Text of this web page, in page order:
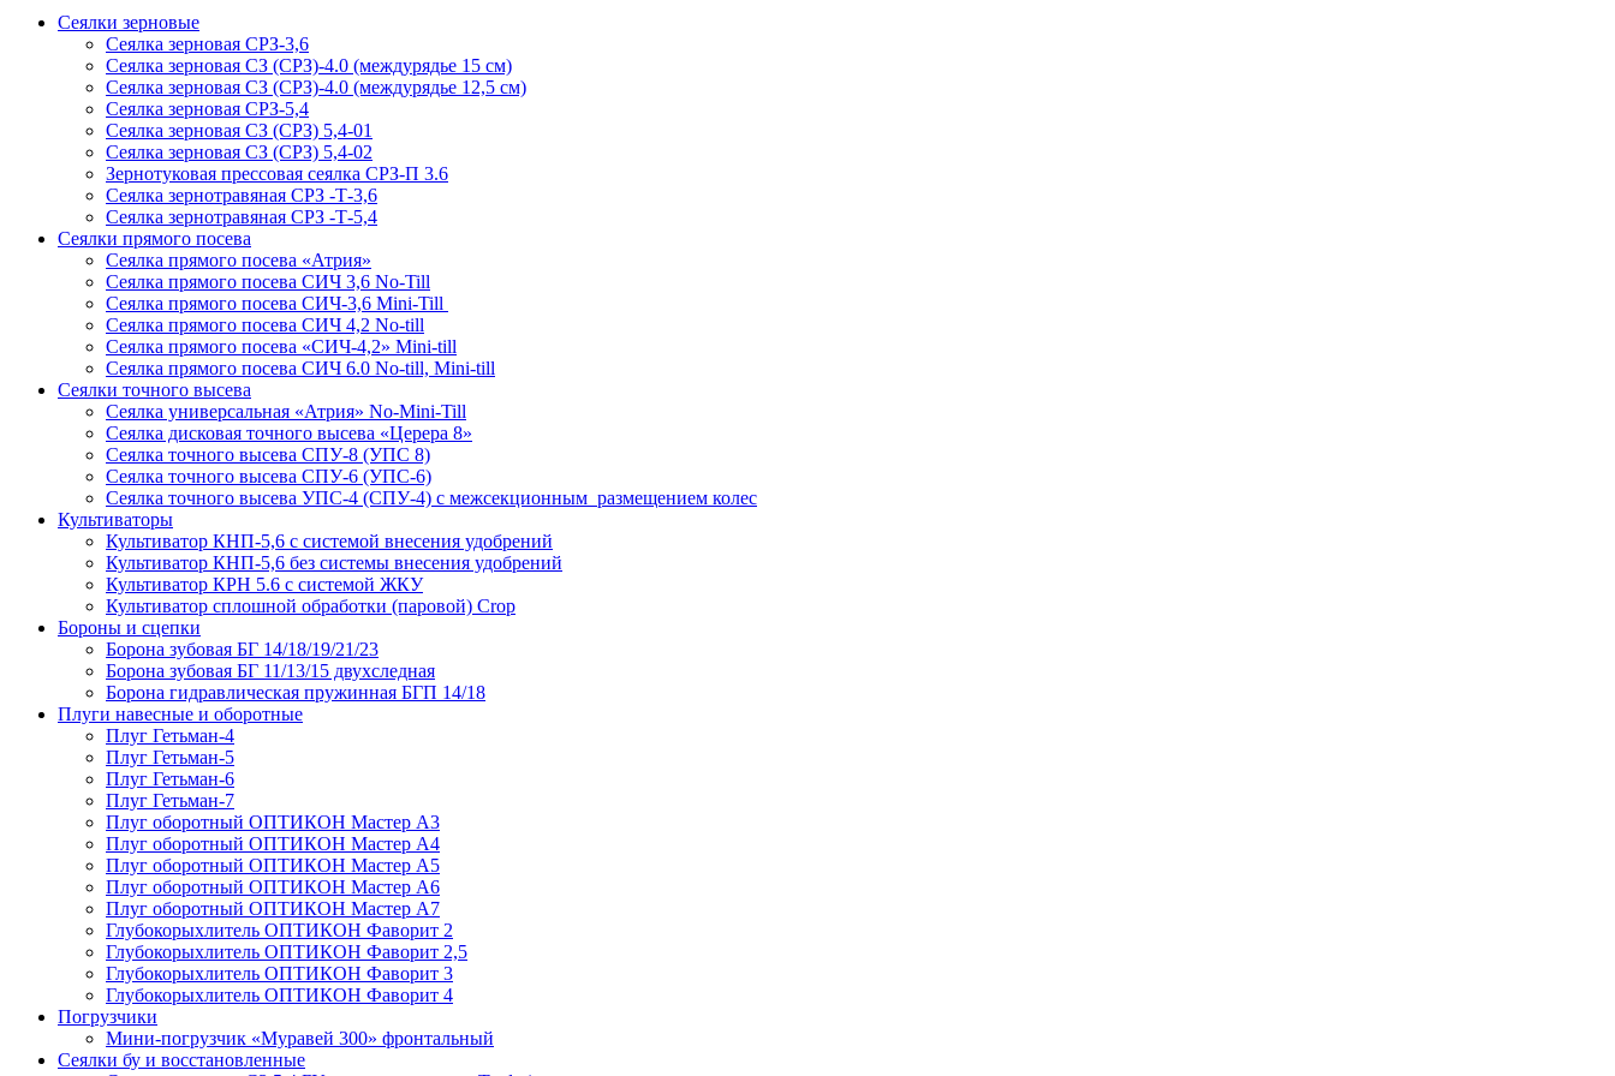
Сеялки зерновые
Сеялка зерновая СРЗ-3,6
Сеялка зерновая СЗ (СРЗ)-4.0 (междурядье 15 см)
Сеялка зерновая СЗ (СРЗ)-4.0 (междурядье 12,5 см)
Сеялка зерновая СРЗ-5,4
Сеялка зерновая СЗ (СРЗ) 5,4-01
Сеялка зерновая СЗ (СРЗ) 5,4-02
Зернотуковая прессовая сеялка СРЗ-П 3.6
Сеялка зернотравяная СРЗ -Т-3,6
Сеялка зернотравяная СРЗ -Т-5,4
Сеялки прямого посева
Сеялка прямого посева «Атрия»
Сеялка прямого посева СИЧ 3,6 No-Till
Сеялка прямого посева СИЧ-3,6 Mini-Till
Сеялка прямого посева СИЧ 4,2 No-till
Сеялка прямого посева «СИЧ-4,2» Mini-till
Сеялка прямого посева СИЧ 6.0 No-till, Mini-till
Сеялки точного высева
Сеялка универсальная «Атрия» No-Mini-Till
Сеялка дисковая точного высева «Церера 8»
Сеялка точного высева СПУ-8 (УПС 8)
Сеялка точного высева СПУ-6 (УПС-6)
Сеялка точного высева УПС-4 (СПУ-4) с межсекционным размещением колес
Культиваторы
Культиватор КНП-5,6 с системой внесения удобрений
Культиватор КНП-5,6 без системы внесения удобрений
Культиватор КРН 5.6 с системой ЖКУ
Культиватор сплошной обработки (паровой) Crop
Бороны и сцепки
Борона зубовая БГ 14/18/19/21/23
Борона зубовая БГ 11/13/15 двухследная
Борона гидравлическая пружинная БГП 14/18
Плуги навесные и оборотные
Плуг Гетьман-4
Плуг Гетьман-5
Плуг Гетьман-6
Плуг Гетьман-7
Плуг оборотный ОПТИКОН Мастер А3
Плуг оборотный ОПТИКОН Мастер А4
Плуг оборотный ОПТИКОН Мастер А5
Плуг оборотный ОПТИКОН Мастер А6
Плуг оборотный ОПТИКОН Мастер А7
Глубокорыхлитель ОПТИКОН Фаворит 2
Глубокорыхлитель ОПТИКОН Фаворит 2,5
Глубокорыхлитель ОПТИКОН Фаворит 3
Глубокорыхлитель ОПТИКОН Фаворит 4
Погрузчики
Мини-погрузчик «Муравей 300» фронтальный
Сеялки бу и восстановленные